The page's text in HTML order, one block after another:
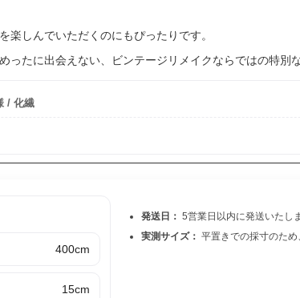
楽しんでいただくのにもぴったりです。
ったに出会えない、ビンテージリメイクならではの特別な
/ 化繊
400cm
15cm
発送日： 5営業日以内に発送いたし
実測サイズ： 平置きでの採寸のため